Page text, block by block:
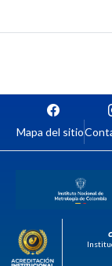
Mapa del sitio